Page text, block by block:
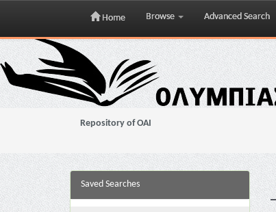
Skip
navigation
Home Browse Advanced Search
Repository of OAI
Saved Searches